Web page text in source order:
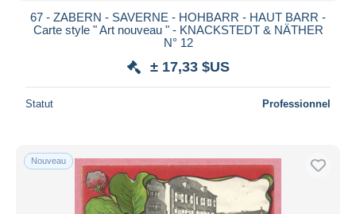
67 - ZABERN - SAVERNE - HOHBARR - HAUT BARR -
Carte style " Art nouveau " - KNACKSTEDT & NÄTHER
N° 12
± 17,33 $US
Statut Professionnel
Nouveau